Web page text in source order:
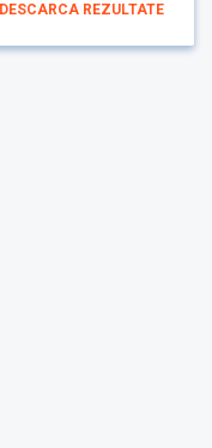
DESCARCA REZULTATE